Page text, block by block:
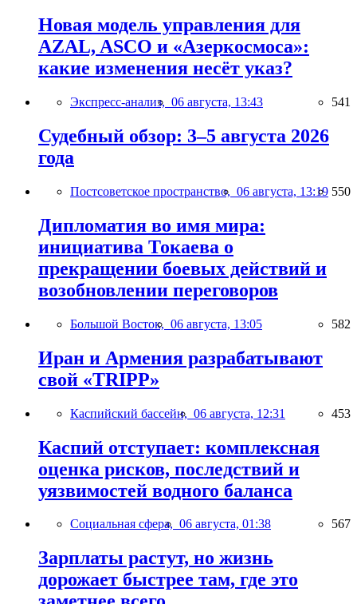
Новая модель управления для
AZAL, ASCO и «Азеркосмоса»:
какие изменения несёт указ?
Экспресс-анализ, 06 августа, 13:43 541
Судебный обзор: 3–5 августа 2026
года
Постсоветское пространство, 06 августа, 13:19 550
Дипломатия во имя мира:
инициатива Токаева о
прекращении боевых действий и
возобновлении переговоров
Большой Восток, 06 августа, 13:05 582
Иран и Армения разрабатывают
свой «TRIPP»
Каспийский бассейн, 06 августа, 12:31 453
Каспий отступает: комплексная
оценка рисков, последствий и
уязвимостей водного баланса
Социальная сфера, 06 августа, 01:38 567
Зарплаты растут, но жизнь
дорожает быстрее там, где это